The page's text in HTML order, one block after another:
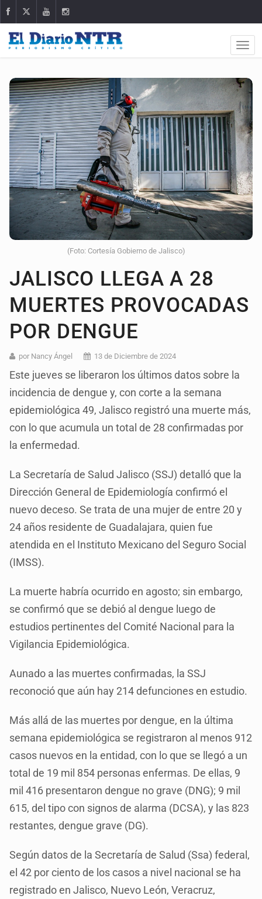
(Foto: Cortesía Gobierno de Jalisco)
JALISCO LLEGA A 28
MUERTES PROVOCADAS
POR DENGUE
por Nancy Ángel 13 de Diciembre de 2024
Este jueves se liberaron los últimos datos sobre la
incidencia de dengue y, con corte a la semana
epidemiológica 49, Jalisco registró una muerte más,
con lo que acumula un total de 28 confirmadas por
la enfermedad.
La Secretaría de Salud Jalisco (SSJ) detalló que la
Dirección General de Epidemiología confirmó el
nuevo deceso. Se trata de una mujer de entre 20 y
24 años residente de Guadalajara, quien fue
atendida en el Instituto Mexicano del Seguro Social
(IMSS).
La muerte habría ocurrido en agosto; sin embargo,
se confirmó que se debió al dengue luego de
estudios pertinentes del Comité Nacional para la
Vigilancia Epidemiológica.
Aunado a las muertes confirmadas, la SSJ
reconoció que aún hay 214 defunciones en estudio.
Más allá de las muertes por dengue, en la última
semana epidemiológica se registraron al menos 912
casos nuevos en la entidad, con lo que se llegó a un
total de 19 mil 854 personas enfermas. De ellas, 9
mil 416 presentaron dengue no grave (DNG); 9 mil
615, del tipo con signos de alarma (DCSA), y las 823
restantes, dengue grave (DG).
Según datos de la Secretaría de Salud (Ssa) federal,
el 42 por ciento de los casos a nivel nacional se ha
registrado en Jalisco, Nuevo León, Veracruz,